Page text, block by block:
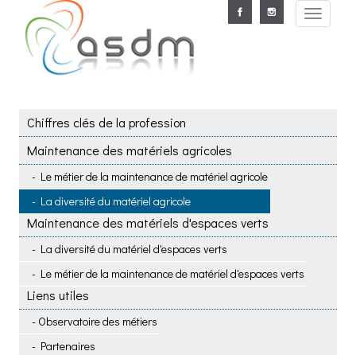
Aller au contenu principal
Toggle
Chiffres clés de la profession
Maintenance des matériels agricoles
Le métier de la maintenance de matériel agricole
La diversité du matériel agricole
Maintenance des matériels d'espaces verts
La diversité du matériel d'espaces verts
Le métier de la maintenance de matériel d'espaces verts
Liens utiles
Observatoire des métiers
Partenaires